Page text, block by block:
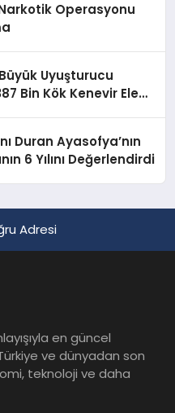
Operasyonu
Uyuşturucu
Bin Kök Kenevir Ele
Duran Ayasofya’nın
6 Yılını Değerlendirdi
Adresi
en güncel
ve dünyadan son
teknoloji ve daha